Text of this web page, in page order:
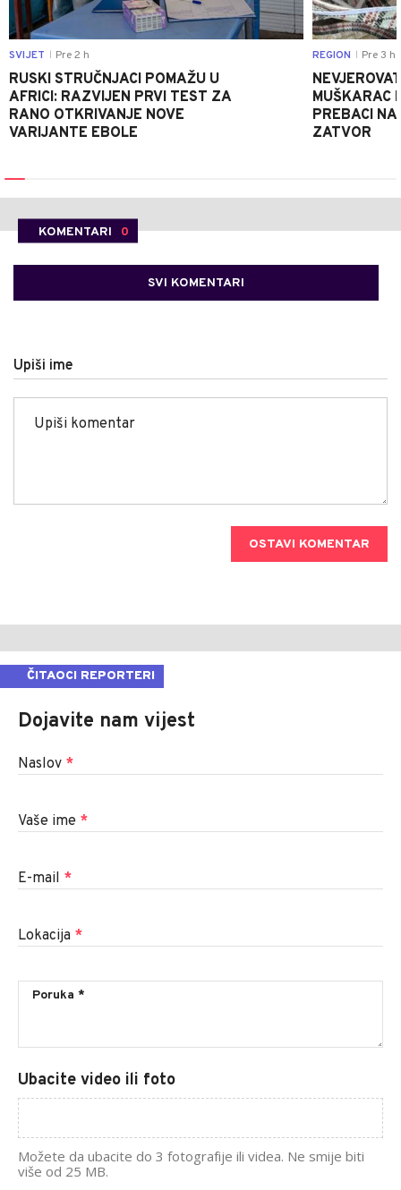
SVIJET Pre 2 h
RUSKI STRUČNJACI POMAŽU U
AFRICI: RAZVIJEN PRVI TEST ZA
RANO OTKRIVANJE NOVE
VARIJANTE EBOLE
REGION Pre 3 h
MUŠKARAC
PREBACI
ZATVOR
KOMENTARI 0
SVI KOMENTARI
Upiši ime
OSTAVI KOMENTAR
ČITAOCI REPORTERI
Dojavite nam vijest
Naslov *
Vaše ime *
E-mail *
Lokacija *
Ubacite video ili foto
Možete da ubacite do 3 fotografije ili videa. Ne smije biti
više od 25 MB.